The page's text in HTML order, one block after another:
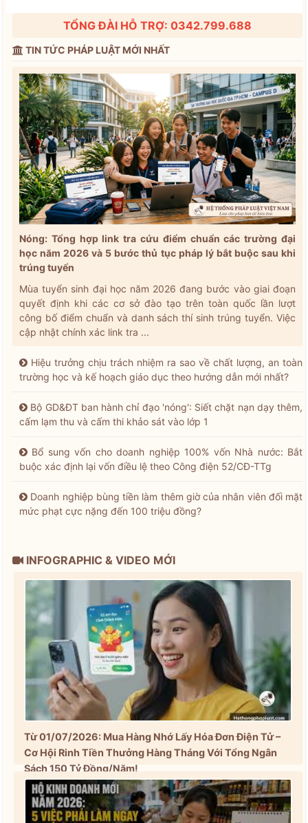
TỔNG ĐÀI HỖ TRỢ: 0342.799.688
TIN TỨC PHÁP LUẬT MỚI NHẤT
Nóng: Tổng hợp link tra cứu điểm chuẩn các trường đại
học năm 2026 và 5 bước thủ tục pháp lý bắt buộc sau khi
trúng tuyển
Mùa tuyển sinh đại học năm 2026 đang bước vào giai đoạn
quyết định khi các cơ sở đào tạo trên toàn quốc lần lượt
công bố điểm chuẩn và danh sách thí sinh trúng tuyển. Việc
cập nhật chính xác link tra ...
Hiệu trưởng chịu trách nhiệm ra sao về chất lượng, an toàn
trường học và kế hoạch giáo dục theo hướng dẫn mới nhất?
Bộ GD&ĐT ban hành chỉ đạo 'nóng': Siết chặt nạn dạy thêm,
cấm lạm thu và cấm thi khảo sát vào lớp 1
Bổ sung vốn cho doanh nghiệp 100% vốn Nhà nước: Bắt
buộc xác định lại vốn điều lệ theo Công điện 52/CĐ-TTg
Doanh nghiệp bùng tiền làm thêm giờ của nhân viên đối mặt
mức phạt cực nặng đến 100 triệu đồng?
INFOGRAPHIC & VIDEO MỚI
Từ 01/07/2026: Mua Hàng Nhớ Lấy Hóa Đơn Điện Tử –
Cơ Hội Rinh Tiền Thưởng Hàng Tháng Với Tổng Ngân
Sách 150 Tỷ Đồng/Năm!